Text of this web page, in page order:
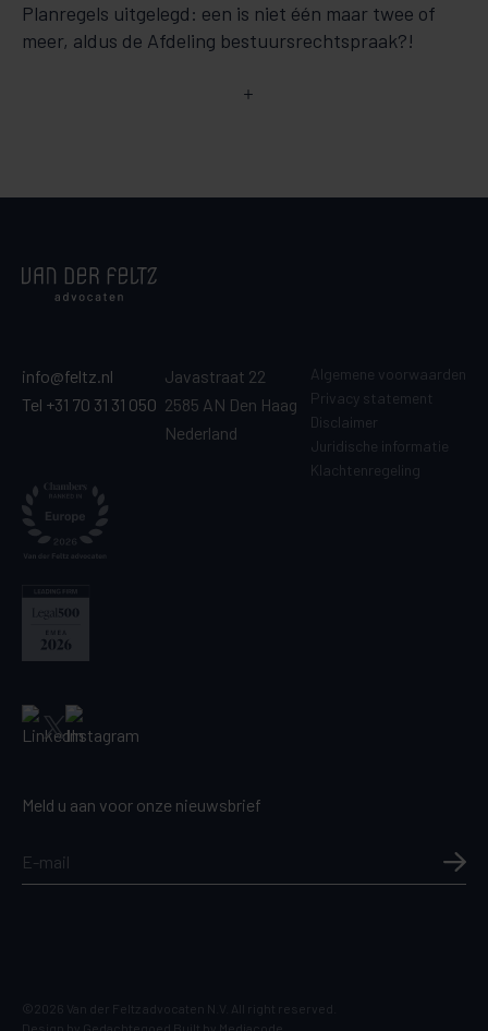
Planregels uitgelegd: een is niet één maar twee of
meer, aldus de Afdeling bestuursrechtspraak?!
info@feltz.nl
Tel +31 70 31 31 050
Javastraat 22
2585 AN Den Haag
Nederland
Algemene voorwaarden
Privacy statement
Disclaimer
Juridische informatie
Klachtenregeling
Meld u aan voor onze nieuwsbrief
©2026 Van der Feltz advocaten N.V. All right reserved.